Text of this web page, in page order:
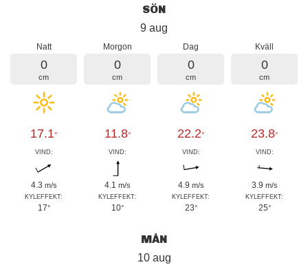
SÖN
9 aug
Natt
0
cm
17.1°
VIND:
4.3 m/s
KYLEFFEKT:
17°
Morgon
0
cm
11.8°
VIND:
4.1 m/s
KYLEFFEKT:
10°
Dag
0
cm
22.2°
VIND:
4.9 m/s
KYLEFFEKT:
23°
Kväll
0
cm
23.8°
VIND:
3.9 m/s
KYLEFFEKT:
25°
MÅN
10 aug